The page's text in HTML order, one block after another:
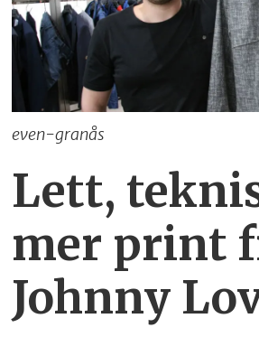
even-granås
Lett,
mer print
Johnny